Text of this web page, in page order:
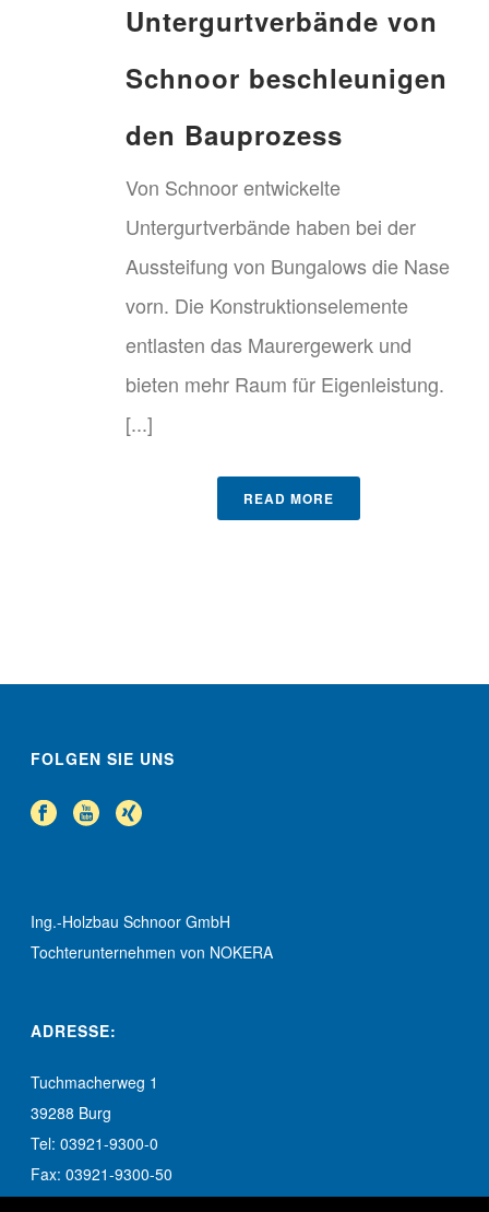
Untergurtverbände von
Schnoor beschleunigen
den Bauprozess
Von Schnoor entwickelte
Untergurtverbände haben bei der
Aussteifung von Bungalows die Nase
vorn. Die Konstruktionselemente
entlasten das Maurergewerk und
bieten mehr Raum für Eigenleistung.
[...]
READ MORE
FOLGEN SIE UNS
Ing.-Holzbau Schnoor GmbH
Tochterunternehmen von NOKERA
ADRESSE:
Tuchmacherweg 1
39288 Burg
Tel: 03921-9300-0
Fax: 03921-9300-50
info-burg@schnoor.de